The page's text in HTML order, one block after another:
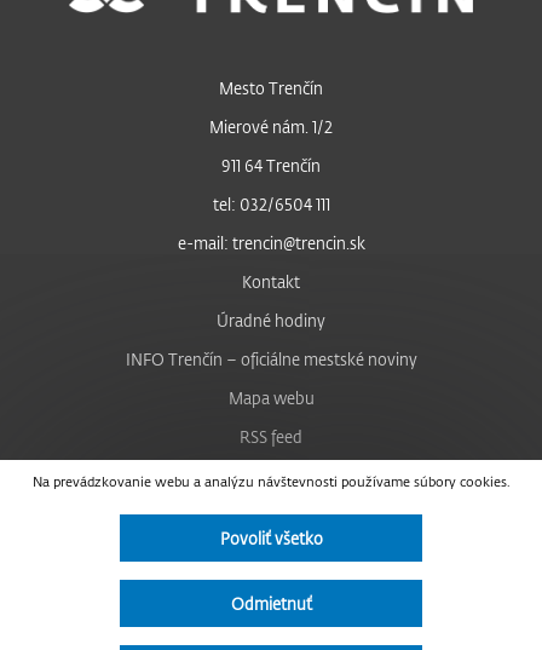
Na prevádzkovanie webu a analýzu návštevnosti používame súbory cookies.
Povoliť všetko
Odmietnuť
Mesto Trenčín
Mierové nám. 1/2
911 64 Trenčín
tel: 032/6504 111
e-mail: trencin@trencin.sk
Kontakt
Úradné hodiny
INFO Trenčín – oficiálne mestské noviny
Mapa webu
RSS feed
Nastavenie cookies
Facebook
Instagram
Vyhlásenie o prístupnosti